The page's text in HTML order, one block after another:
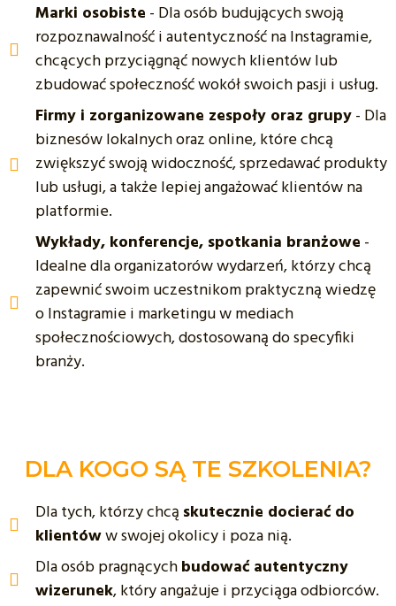
Marki osobiste - Dla osób budujących swoją
rozpoznawalność i autentyczność na Instagramie,
chcących przyciągnąć nowych klientów lub
zbudować społeczność wokół swoich pasji i usług.
Firmy i zorganizowane zespoły oraz grupy- Dla
biznesów lokalnych oraz online, które chcą
zwiększyć swoją widoczność, sprzedawać produkty
lub usługi, a także lepiej angażować klientów na
platformie.
Wykłady, konferencje, spotkania branżowe -
Idealne dla organizatorów wydarzeń, którzy chcą
zapewnić swoim uczestnikom praktyczną wiedzę
o Instagramie i marketingu w mediach
społecznościowych, dostosowaną do specyfiki
branży.
DLA KOGO SĄ TE SZKOLENIA?
Dla tych, którzy chcą skutecznie docierać do
klientóww swojej okolicy i poza nią.
Dla osób pragnącychbudować autentyczny
wizerunek, który angażuje i przyciąga odbiorców.